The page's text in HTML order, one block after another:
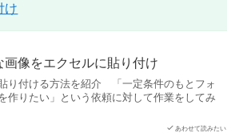
け
あわせて読みたい
像をエクセルに貼り付け
り付ける方法を紹介 「一定条件のもとフォ
作りたい」という依頼に対して作業をしてみ